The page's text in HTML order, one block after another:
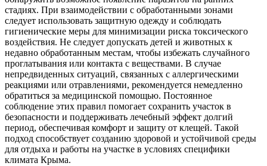
стадиях. При взаимодействии с обработанными зонами
следует использовать защитную одежду и соблюдать
гигиенические меры для минимизации риска токсического
воздействия. Не следует допускать детей и животных к
недавно обработанным местам, чтобы избежать случайного
проглатывания или контакта с веществами. В случае
непредвиденных ситуаций, связанных с аллергическими
реакциями или отравлениями, рекомендуется немедленно
обратиться за медицинской помощью. Постоянное
соблюдение этих правил помогает сохранить участок в
безопасности и поддерживать лечебный эффект долгий
период, обеспечивая комфорт и защиту от клещей. Такой
подход способствует созданию здоровой и устойчивой среды
для отдыха и работы на участке в условиях специфики
климата Крыма.